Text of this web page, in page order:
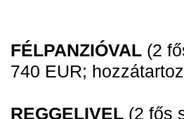
FÉLPANZIÓVAL (2
740 EUR;
REGGELIVEL (2 fős